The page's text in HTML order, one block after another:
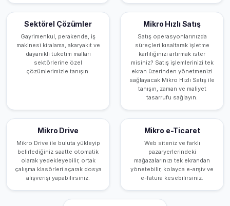
Sektörel Çözümler
Gayrimenkul, perakende, iş
makinesi kiralama, akaryakıt ve
dayanıklı tüketim malları
sektörlerine özel
çözümlerimizle tanışın.
Mikro Hızlı Satış
Satış operasyonlarınızda
süreçleri kısaltarak işletme
karlılığınızı artırmak ister
misiniz? Satış işlemlerinizi tek
ekran üzerinden yönetmenizi
sağlayacak Mikro Hızlı Satış ile
tanışın, zaman ve maliyet
tasarrufu sağlayın.
Mikro Drive
Mikro Drive ile buluta yükleyip
belirlediğiniz saatte otomatik
olarak yedekleyebilir, ortak
çalışma klasörleri açarak dosya
alışverişi yapabilirsiniz.
Mikro e-Ticaret
Web siteniz ve farklı
pazaryerlerindeki
mağazalarınızı tek ekrandan
yönetebilir, kolayca e-arşiv ve
e-fatura kesebilirsiniz.